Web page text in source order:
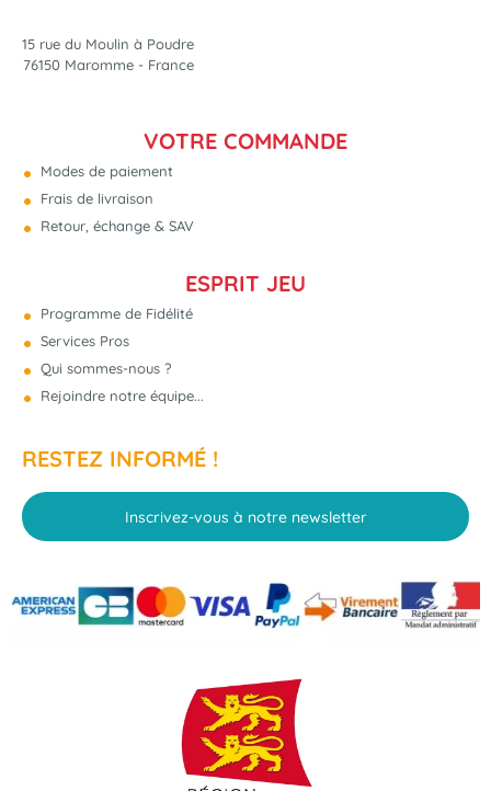
15 rue du Moulin à Poudre
76150 Maromme - France
VOTRE COMMANDE
Modes de paiement
Frais de livraison
Retour, échange & SAV
ESPRIT JEU
Programme de Fidélité
Services Pros
Qui sommes-nous ?
Rejoindre notre équipe...
RESTEZ INFORMÉ !
Inscrivez-vous à notre newsletter